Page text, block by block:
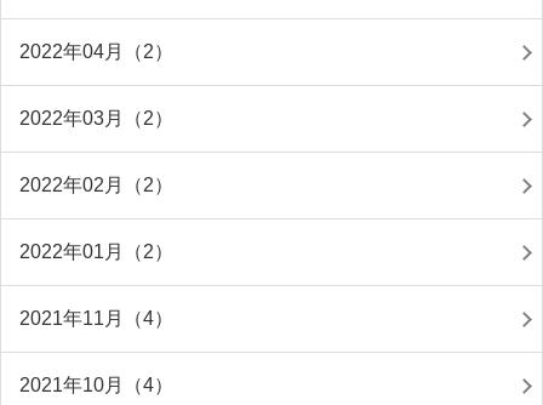
2022年04月（2）
2022年03月（2）
2022年02月（2）
2022年01月（2）
2021年11月（4）
2021年10月（4）